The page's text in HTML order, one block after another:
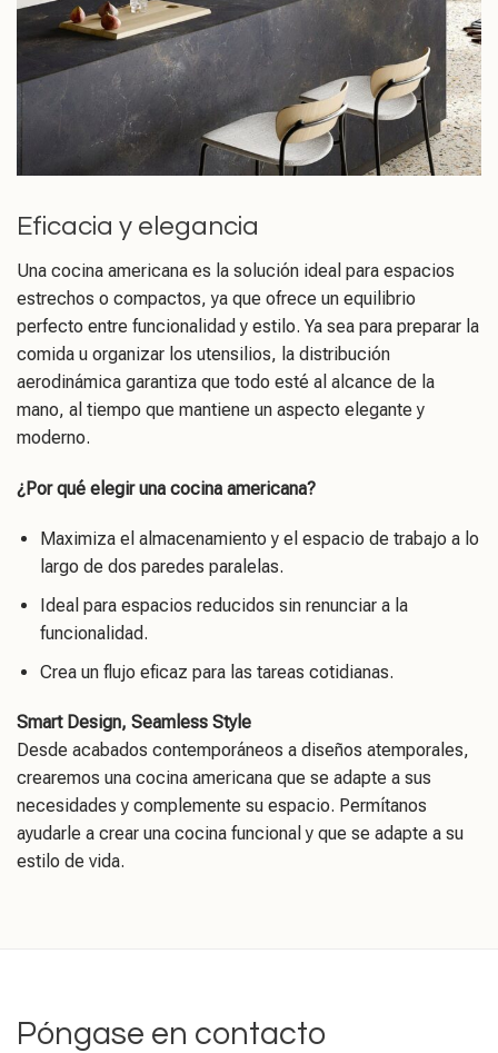
Eficacia y elegancia
Una cocina americana es la solución ideal para espacios
estrechos o compactos, ya que ofrece un equilibrio
perfecto entre funcionalidad y estilo. Ya sea para preparar la
comida u organizar los utensilios, la distribución
aerodinámica garantiza que todo esté al alcance de la
mano, al tiempo que mantiene un aspecto elegante y
moderno.
¿Por qué elegir una cocina americana?
Maximiza el almacenamiento y el espacio de trabajo a lo
largo de dos paredes paralelas.
Ideal para espacios reducidos sin renunciar a la
funcionalidad.
Crea un flujo eficaz para las tareas cotidianas.
Smart Design, Seamless Style
Desde acabados contemporáneos a diseños atemporales,
crearemos una cocina americana que se adapte a sus
necesidades y complemente su espacio. Permítanos
ayudarle a crear una cocina funcional y que se adapte a su
estilo de vida.
Póngase en contacto